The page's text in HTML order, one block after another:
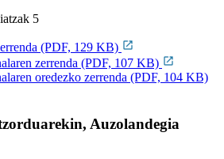
5
(PDF, 129 KB)
zerrenda (PDF, 107 KB)
oredezko zerrenda (PDF, 104 KB)
Auzolandegia